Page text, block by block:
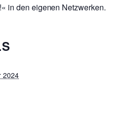
in den eigenen Netzwerken.
2024